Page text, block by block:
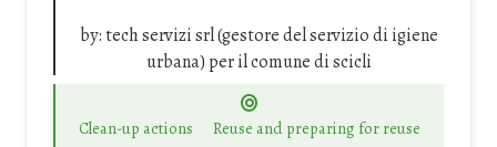
by:tech servizi srl (gestore del servizio di igiene
urbana) per il comune di scicli
Clean-up actions
Reuse and preparing for reuse